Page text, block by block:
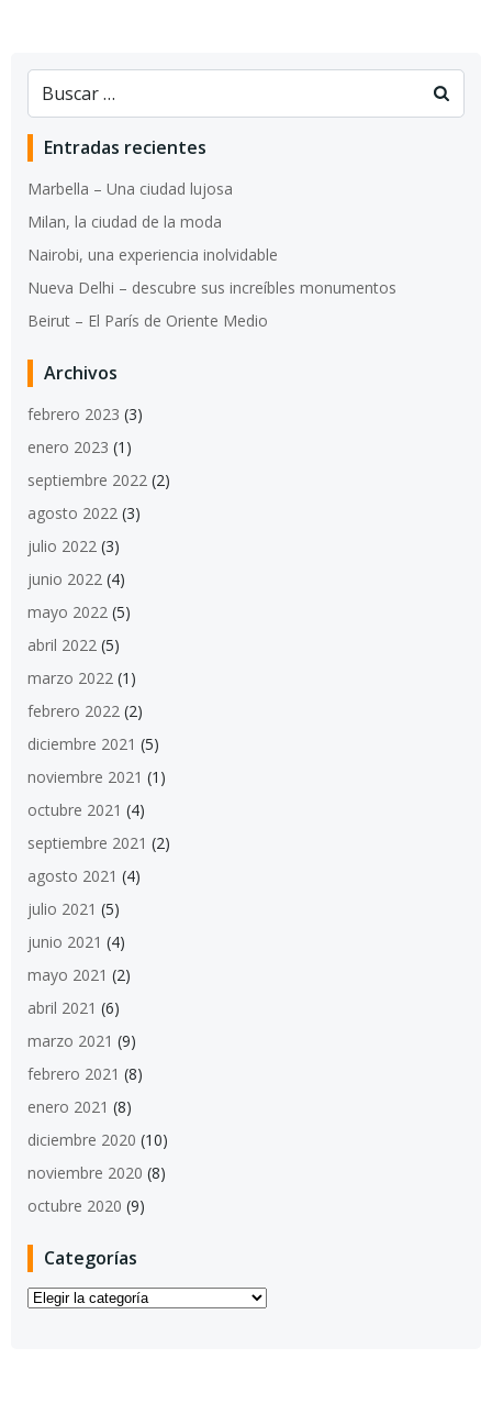
Entradas recientes
Marbella – Una ciudad lujosa
Milan, la ciudad de la moda
Nairobi, una experiencia inolvidable
Nueva Delhi – descubre sus increíbles monumentos
Beirut – El París de Oriente Medio
Archivos
febrero 2023 (3)
enero 2023 (1)
septiembre 2022 (2)
agosto 2022 (3)
julio 2022 (3)
junio 2022 (4)
mayo 2022 (5)
abril 2022 (5)
marzo 2022 (1)
febrero 2022 (2)
diciembre 2021 (5)
noviembre 2021 (1)
octubre 2021 (4)
septiembre 2021 (2)
agosto 2021 (4)
julio 2021 (5)
junio 2021 (4)
mayo 2021 (2)
abril 2021 (6)
marzo 2021 (9)
febrero 2021 (8)
enero 2021 (8)
diciembre 2020 (10)
noviembre 2020 (8)
octubre 2020 (9)
Categorías
Categorías